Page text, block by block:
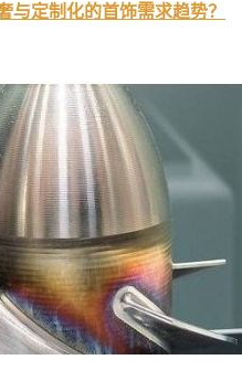
与定制化的首饰需求趋势？